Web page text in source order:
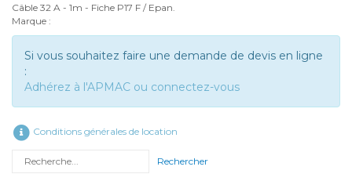
Câble 32 A - 1m - Fiche P17 F / Epan.
Marque :
Si vous souhaitez faire une demande de devis en ligne
:
Adhérez à l'APMAC ou connectez-vous
Conditions générales de location
Rechercher